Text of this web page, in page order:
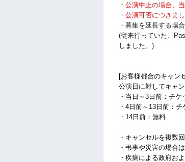
・ 公演中止の場合、
・ 公演可否につきま
・募集を延長する場
(従来行っていた、
しました。)
[お客様都合のキャン
公演日に対してキャ
・当日～3日前：チケ
・4日前～13日前：
・14日前：無料
・キャンセルを複数
・弔事や災害の場合
・疾病による政府お